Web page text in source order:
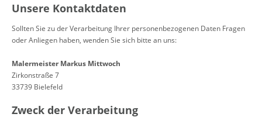
Unsere Kontaktdaten
Sollten Sie zu der Verarbeitung Ihrer personenbezogenen Daten Fragen
oder Anliegen haben, wenden Sie sich bitte an uns:
Malermeister Markus Mittwoch
Zirkonstraße 7
33739 Bielefeld
Zweck der Verarbeitung